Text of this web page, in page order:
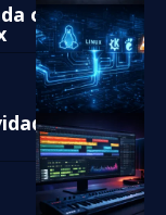
o novo
e